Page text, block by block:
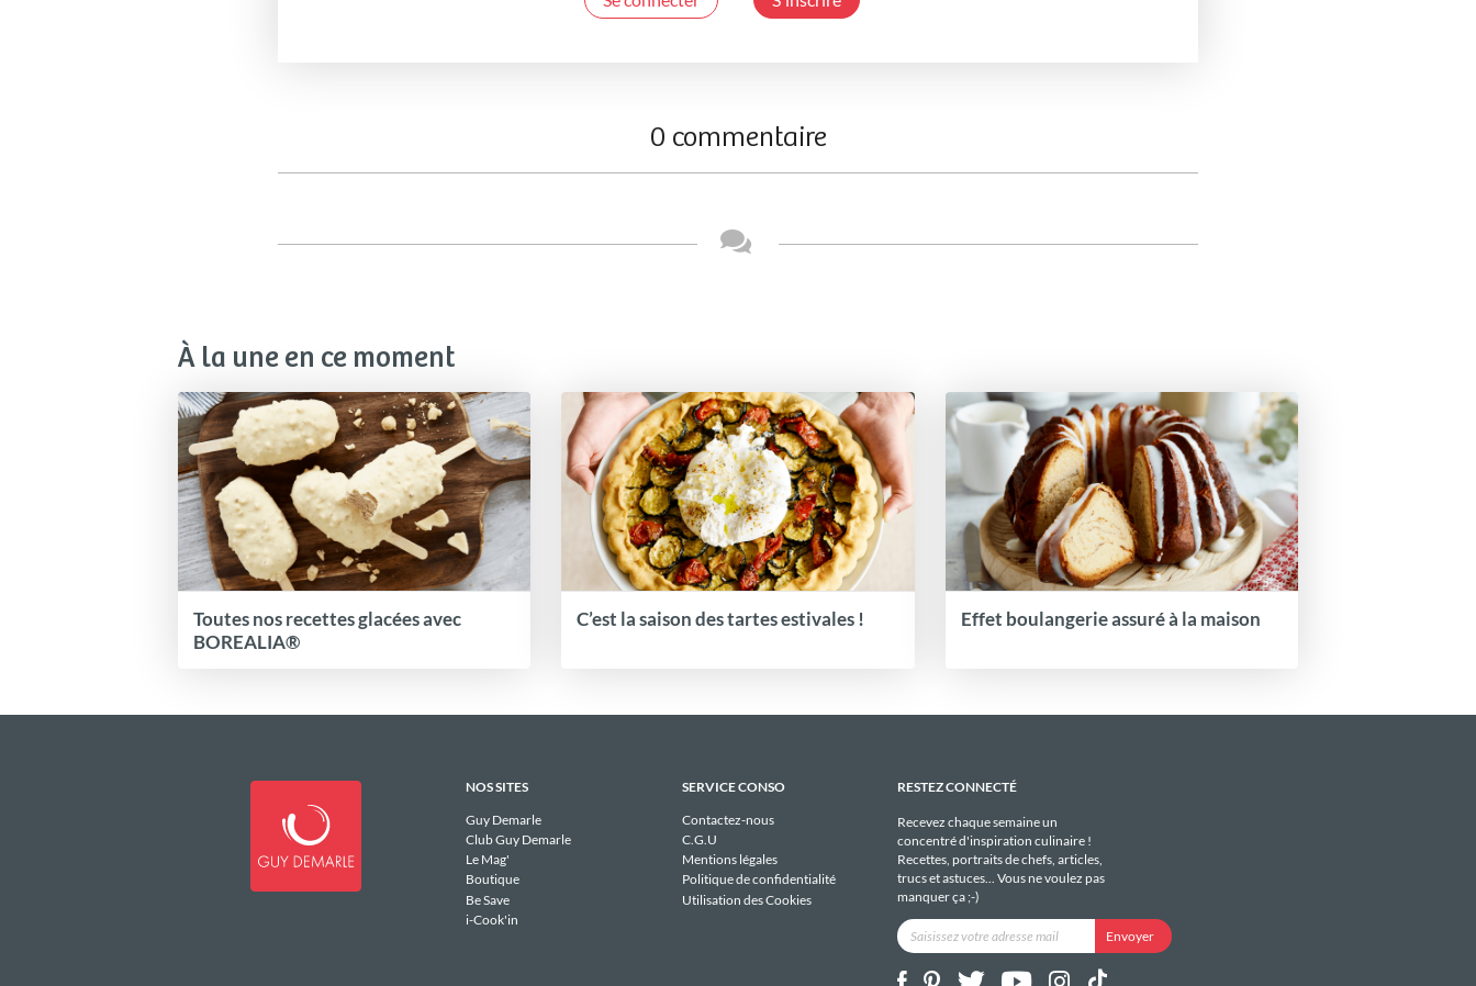
0 commentaire
À la une en ce moment
Toutes nos recettes glacées avec
BOREALIA®
C’est la saison des tartes estivales ! Effet boulangerie assuré à la maison
NOS SITES
Guy Demarle
Club Guy Demarle
Le Mag'
Boutique
Be Save
i-Cook'in
SERVICE CONSO
Contactez-nous
C.G.U
Mentions légales
Politique de confidentialité
Utilisation des Cookies
RESTEZ CONNECTÉ
Recevez chaque semaine un
concentré d'inspiration culinaire !
Recettes, portraits de chefs, articles,
trucs et astuces... Vous ne voulez pas
manquer ça ;-)